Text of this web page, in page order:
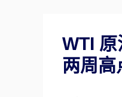
WTI
两周高